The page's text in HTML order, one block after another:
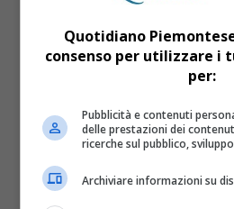
Cronaca7 anni fa
Quotidiano
consenso per utilizzare i
per:
Pubblicità e contenuti
delle prestazioni dei
ricerche sul pubblico,
Archiviare informazioni su